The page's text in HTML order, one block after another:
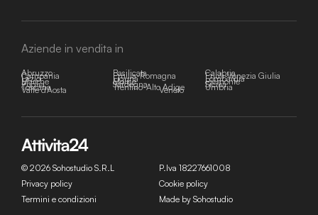
Aziende in vendita in
Abruzzo Basilicata Calabria
Campania Emilia-Romagna Friuli-Venezia Giulia
Lazio Liguria Lombardia
Marche Molise Piemonte
Puglia Sardegna Sicilia
Toscana Trentino-Alto Adige Umbria
Valle d'Aosta Veneto
© 2026 Sohostudio S.R.L
P.Iva 18227661008
Privacy policy
Cookie policy
Termini e condizioni
Made by Sohostudio